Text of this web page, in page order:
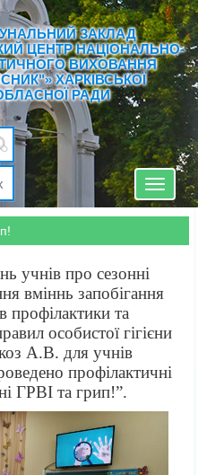
ЗАКЛАД
ЦЕНТР НАЦІОНАЛЬНО-
ВИХОВАННЯ
ХАРКІВСЬКОЇ
РАДИ
Toggle
учнів про сезонні
вміннь запобігання
профілактики та
особистої гігієни
А.В. для учнів
профілактичні
ГРВІ та грип!”.